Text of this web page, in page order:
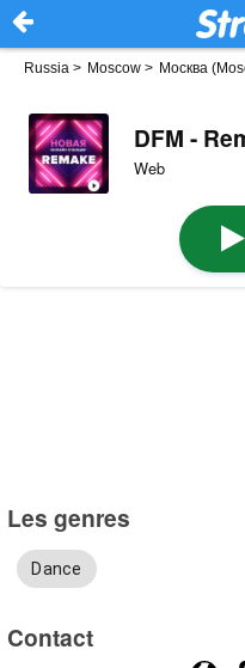
Russia > Moscow > Москва
DFM -
Web
Les genres
Dance
Contact